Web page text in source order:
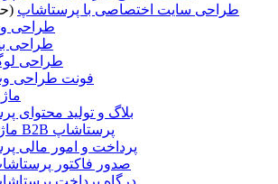
طراحی سایت اختصاصی با پرستاشاپ
طراحی و
طراحی
طراحی
فونت طراحی
بلاگ و تولید محتوای
ماژول های B2B پرستاشاپ
پرداخت و امور مالی
صدور فاکتور
درگاه پرداخت